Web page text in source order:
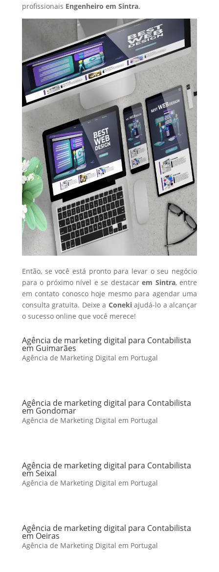
profissionais Engenheiro em Sintra.
Então, se você está pronto para levar o seu negócio
para o próximo nível e se destacarem Sintra, entre
em contato conosco hoje mesmo para agendar uma
consulta gratuita. Deixe a Conekiajudá-lo a alcançar
o sucesso online que você merece!
Agência de marketing digital para Contabilista
em Guimarães
Agência de Marketing Digital em Portugal
Agência de marketing digital para Contabilista
em Gondomar
Agência de Marketing Digital em Portugal
Agência de marketing digital para Contabilista
em Seixal
Agência de Marketing Digital em Portugal
Agência de marketing digital para Contabilista
em Oeiras
Agência de Marketing Digital em Portugal